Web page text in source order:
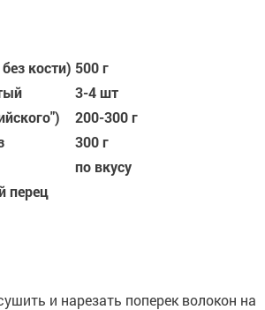
кости) 500 г
3-4 шт
200-300 г
300 г
по вкусу
перец
и нарезать поперек волокон на